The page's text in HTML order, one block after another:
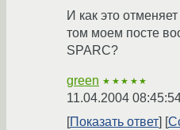
И как это
том моем посте
SPARC?
green ★★★★★
11.04.2004
Показать ответ